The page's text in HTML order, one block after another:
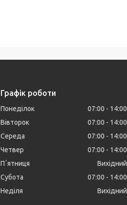
Графік роботи
Понеділок 07:00
14:00
Вівторок
07:00
14:00
Середа
07:00
14:00
Четвер
07:00
14:00
Пʼятниця
Вихідний
Субота
07:00
14:00
Неділя
Вихідний